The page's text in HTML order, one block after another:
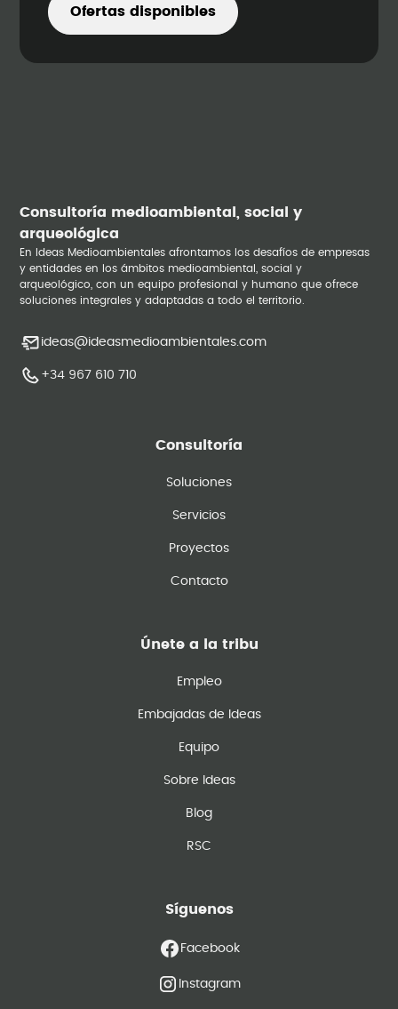
Ofertas disponibles
Consultoría medioambiental, social y
arqueológica
En Ideas Medioambientales afrontamos los desafíos de empresas
y entidades en los ámbitos medioambiental, social y
arqueológico, con un equipo profesional y humano que ofrece
soluciones integrales y adaptadas a todo el territorio.
ideas@ideasmedioambientales.com
+34 967 610 710
Consultoría
Soluciones
Servicios
Proyectos
Contacto
Únete a la tribu
Empleo
Embajadas de Ideas
Equipo
Sobre Ideas
Blog
RSC
Síguenos
Facebook
Instagram